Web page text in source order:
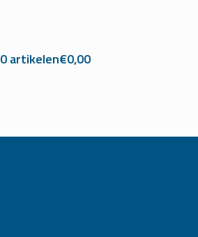
0 artikelen€0,00